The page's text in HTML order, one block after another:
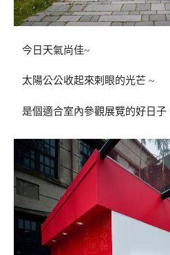
今日天氣尚佳~
太陽公公收起來剌眼的光芒 ~
是個適合室內參觀展覽的好日子